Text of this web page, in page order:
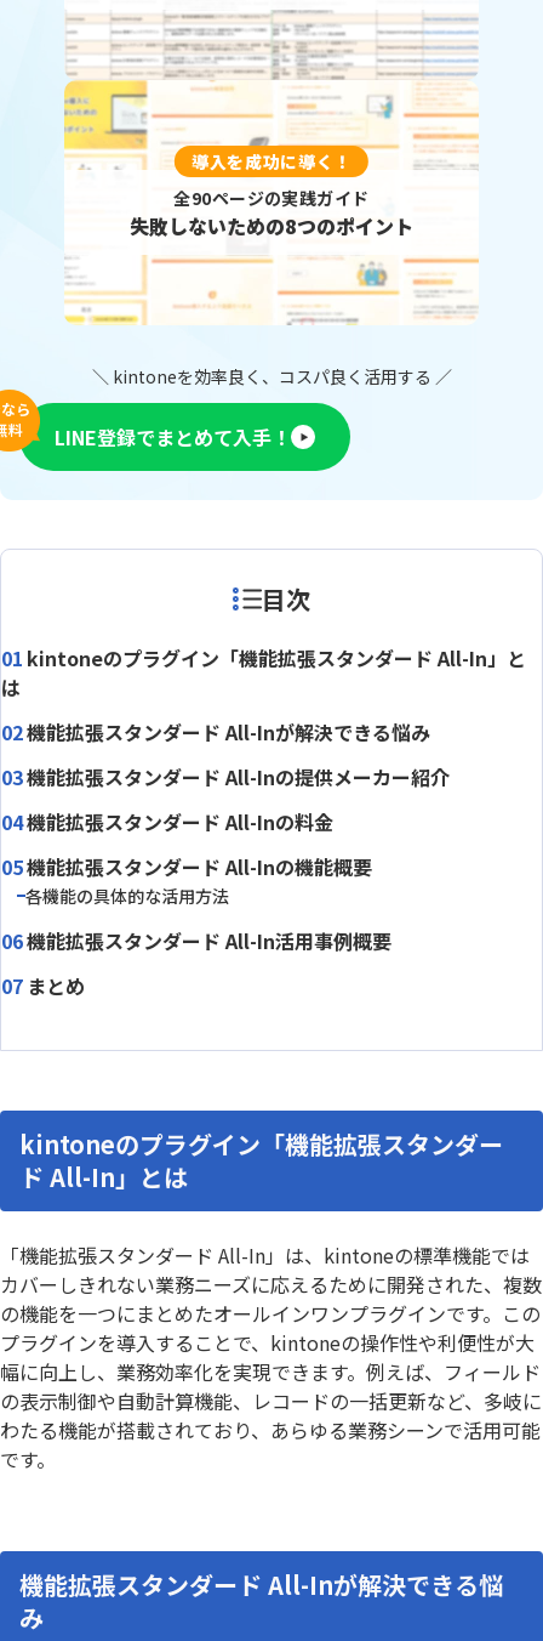
導入を成功に導く！
全90ページの実践ガイド
失敗しないための8つのポイント
＼ kintoneを効率良く、コスパ良く活用する ／
ら
料
LINE登録でまとめて入手！
目次
kintoneのプラグイン「機能拡張スタンダード All-In」と
は
機能拡張スタンダード All-Inが解決できる悩み
機能拡張スタンダード All-Inの提供メーカー紹介
機能拡張スタンダード All-Inの料金
機能拡張スタンダード All-Inの機能概要
各機能の具体的な活用方法
機能拡張スタンダード All-In活用事例概要
まとめ
kintoneのプラグイン「機能拡張スタンダー
ド All-In」とは
「機能拡張スタンダード All-In」は、kintoneの標準機能では
カバーしきれない業務ニーズに応えるために開発された、複数
の機能を一つにまとめたオールインワンプラグインです。この
プラグインを導入することで、kintoneの操作性や利便性が大
幅に向上し、業務効率化を実現できます。例えば、フィールド
の表示制御や自動計算機能、レコードの一括更新など、多岐に
わたる機能が搭載されており、あらゆる業務シーンで活用可能
です。
機能拡張スタンダード All-Inが解決できる悩
み